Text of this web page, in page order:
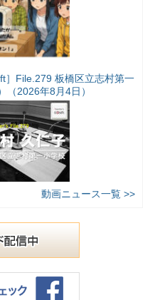
］File.279 板橋区立志村第一
（2026年8月4日）
動画ニュース一覧 >>